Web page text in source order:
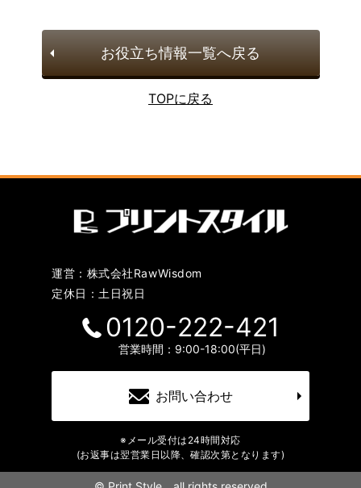
お役立ち情報一覧へ戻る
TOPに戻る
運営：株式会社RawWisdom
定休日：土日祝日
0120-222-421
営業時間：9:00-18:00(平日)
お問い合わせ
※メール受付は24時間対応
(お返事は翌営業日以降、確認次第となります)